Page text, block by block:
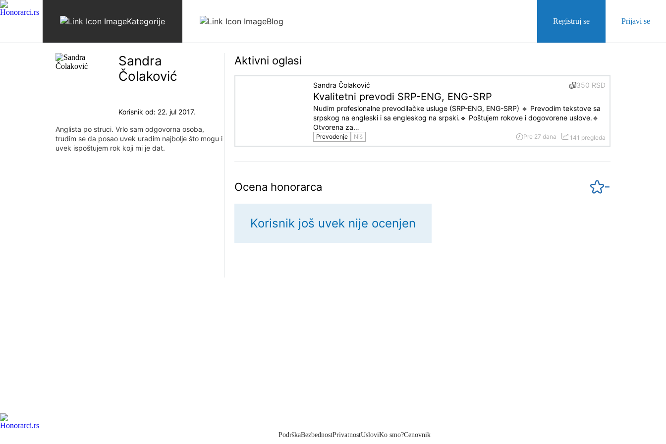
Skip to content
Kategorije Blog Registruj se Prijavi se
Sandra
Čolaković
Korisnik od: 22. jul 2017.
Anglista po struci. Vrlo sam odgovorna osoba,
trudim se da posao uvek uradim najbolje što mogu i
uvek ispoštujem rok koji mi je dat.
Aktivni oglasi
Sandra Čolaković 350 RSD
Kvalitetni prevodi SRP-ENG, ENG-SRP
Nudim profesionalne prevodilačke usluge (SRP-ENG, ENG-SRP) 🔹 Prevodim tekstove sa
srpskog na engleski i sa engleskog na srpski.🔹 Poštujem rokove i dogovorene uslove.🔹
Otvorena za…
Prevođenje Niš Pre 27 dana 141 pregleda
Ocena honorarca -
Korisnik još uvek nije ocenjen
PodrškaBezbednostPrivatnostUsloviKo smo?Cenovnik